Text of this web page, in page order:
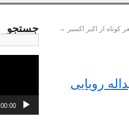
از اکبر اکسیر →
رویایی
جستجو
00:00